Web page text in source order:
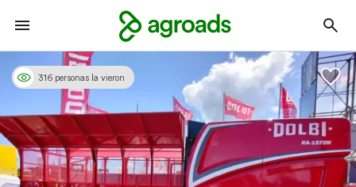
316 personas la vieron